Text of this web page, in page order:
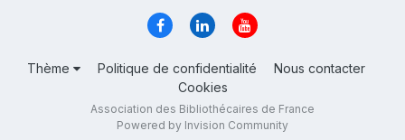
Thème Politique de confidentialité
Nous contacter
Cookies
Association des Bibliothécaires de France
Powered by Invision Community